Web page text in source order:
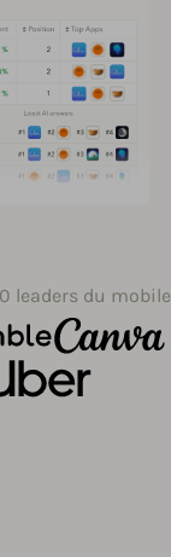
leaders du mobile